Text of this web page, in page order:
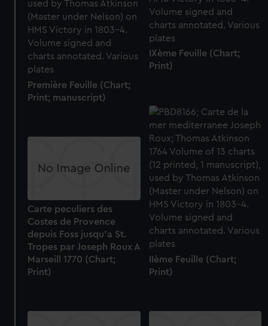
IXème Feuille (Chart;
Print)
Première Feuille (Chart;
Print; manuscript)
IIème Feuille (Chart;
Print)
Carte peculiers des
Costes de Provence
depuis Foss jusqu'a St.
Tropes par Joseph Roux A
Marseill 1770 (Chart;
Print)